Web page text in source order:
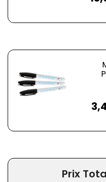
Prix